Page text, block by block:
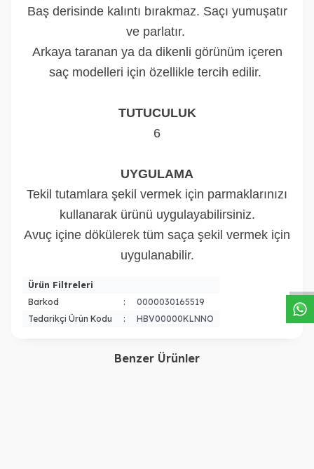
Baş derisinde kalıntı bırakmaz. Saçı yumuşatır
ve parlatır.
Arkaya taranan ya da dikenli görünüm içeren
saç modelleri için özellikle tercih edilir.
TUTUCULUK
6
UYGULAMA
Tekil tutamlara şekil vermek için parmaklarınızı
kullanarak ürünü uygulayabilirsiniz.
Avuç içine dökülerek tüm saça şekil vermek için
uygulanabilir.
Ürün Filtreleri
Barkod
:
0000030165519
Tedarikçi Ürün Kodu
: HBV00000KLNNO
Benzer Ürünler